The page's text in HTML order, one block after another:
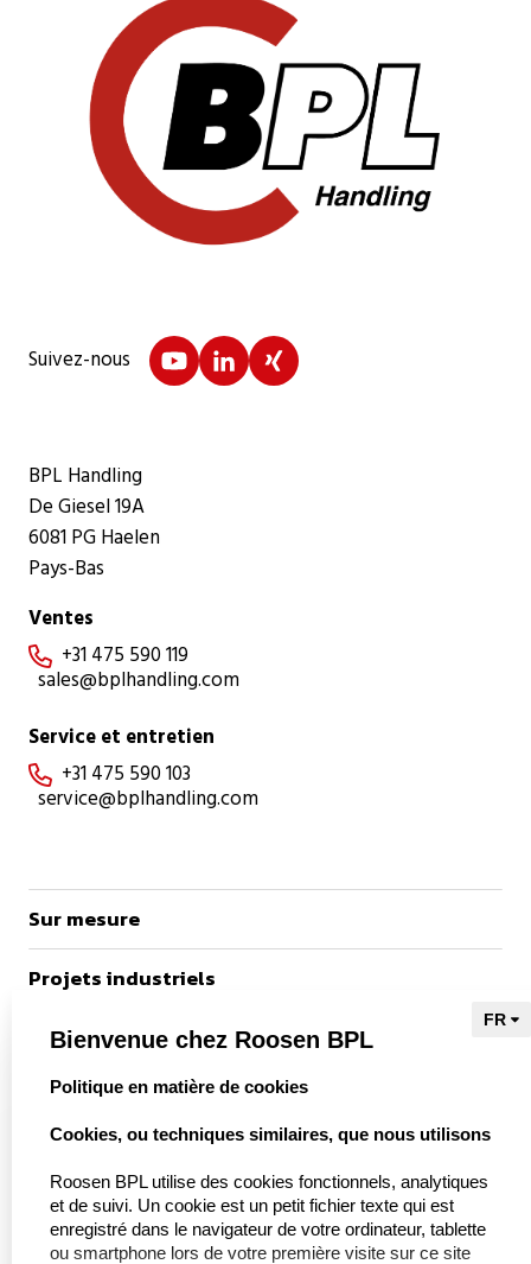
Suivez-nous
BPL Handling
De Giesel 19A
6081 PG Haelen
Pays-Bas
Ventes
 +31 475 590 119
sales@bplhandling.com
Service et entretien
 +31 475 590 103
service@bplhandling.com
Sur mesure
Projets industriels
Références
vers Kieu Engineering
À propos de nous
Bienvenue chez Roosen BPL
select language
Politique en matière de cookies
Cookies, ou techniques similaires, que nous utilisons
Roosen BPL utilise des cookies fonctionnels, analytiques
et de suivi. Un cookie est un petit fichier texte qui est
enregistré dans le navigateur de votre ordinateur, tablette
ou smartphone lors de votre première visite sur ce site